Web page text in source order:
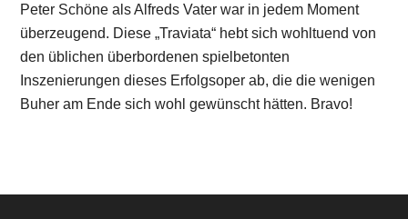
Peter Schöne als Alfreds Vater war in jedem Moment
überzeugend. Diese „Traviata“ hebt sich wohltuend von
den üblichen überbordenen spielbetonten
Inszenierungen dieses Erfolgsoper ab, die die wenigen
Buher am Ende sich wohl gewünscht hätten. Bravo!